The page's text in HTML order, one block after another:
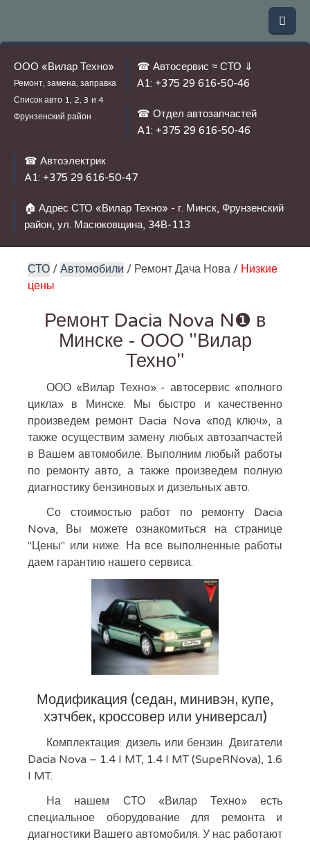
ООО «Вилар Техно»
Ремонт, замена, заправка
Список авто 1, 2, 3 и 4
Фрунзенский район
☎ Автосервис ≈ СТО ⇓
А1: +375 29 616-50-46
☎ Отдел автозапчастей
A1: +375 29 616-50-46
☎ Автоэлектрик
A1: +375 29 616-50-47
🏠 Адрес СТО «Вилар Техно» - г. Минск, Фрунзенский
район, ул. Масюковщина, 34В-113
СТО / Автомобили / Ремонт Дача Нова / Низкие
цены
Ремонт Dacia Nova N❶ в
Минске - ООО "Вилар
Техно"
ООО «Вилар Техно» - автосервис «полного
цикла» в Минске. Мы быстро и качественно
произведем ремонт Dacia Nova «под ключ», а
также осуществим замену любых автозапчастей
в Вашем автомобиле. Выполним любый работы
по ремонту авто, а также произведем полную
диагностику бензиновых и дизельных авто.
Со стоимостью работ по ремонту Dacia
Nova, Вы можете ознакомиться на странице
"Цены" или ниже. На все выполненные работы
даем гарантию нашего сервиса.
Модификация (седан, минивэн, купе,
хэтчбек, кроссовер или универсал)
Комплектация: дизель или бензин. Двигатели
Dacia Nova – 1.4 I MT, 1.4 I MT (SupeRNova), 1.6
I MT.
На нашем СТО «Вилар Техно» есть
специальное оборудование для ремонта и
диагностики Вашего автомобиля. У нас работают